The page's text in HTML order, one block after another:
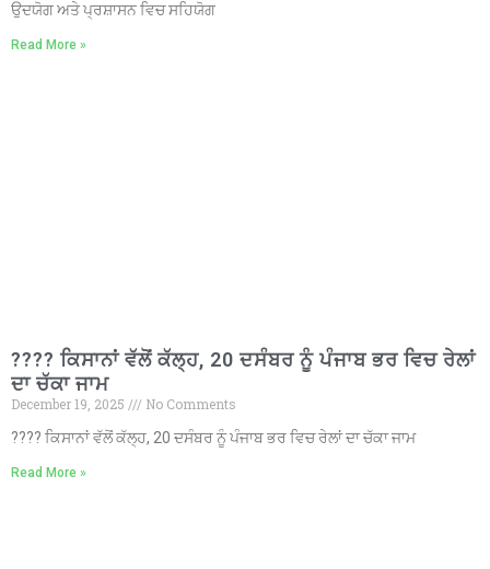
ਉਦਯੋਗ ਅਤੇ ਪ੍ਰਸ਼ਾਸਨ ਵਿਚ ਸਹਿਯੋਗ
Read More »
???? ਕਿਸਾਨਾਂ ਵੱਲੋਂ ਕੱਲ੍ਹ, 20 ਦਸੰਬਰ ਨੂੰ ਪੰਜਾਬ ਭਰ ਵਿਚ ਰੇਲਾਂ
ਦਾ ਚੱਕਾ ਜਾਮ
December 19, 2025
No Comments
???? ਕਿਸਾਨਾਂ ਵੱਲੋਂ ਕੱਲ੍ਹ, 20 ਦਸੰਬਰ ਨੂੰ ਪੰਜਾਬ ਭਰ ਵਿਚ ਰੇਲਾਂ ਦਾ ਚੱਕਾ ਜਾਮ
Read More »